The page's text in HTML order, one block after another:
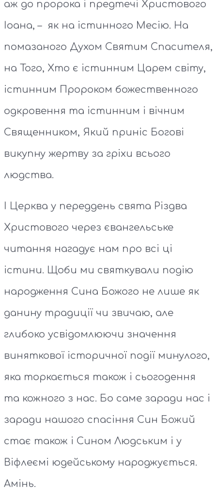
аж до пророка і предтечі Христового
Іоана, – як на істинного Месію. На
помазаного Духом Святим Спасителя,
на Того, Хто є істинним Царем світу,
істинним Пророком божественного
одкровення та істинним і вічним
Священником, Який приніс Богові
викупну жертву за гріхи всього
людства.
І Церква у переддень свята Різдва
Христового через євангельське
читання нагадує нам про всі ці
істини. Щоби ми святкували подію
народження Сина Божого не лише як
данину традиції чи звичаю, але
глибоко усвідомлюючи значення
виняткової історичної події минулого,
яка торкається також і сьогодення
та кожного з нас. Бо саме заради нас і
заради нашого спасіння Син Божий
стає також і Сином Людським і у
Віфлеємі юдейському народжується.
Амінь.